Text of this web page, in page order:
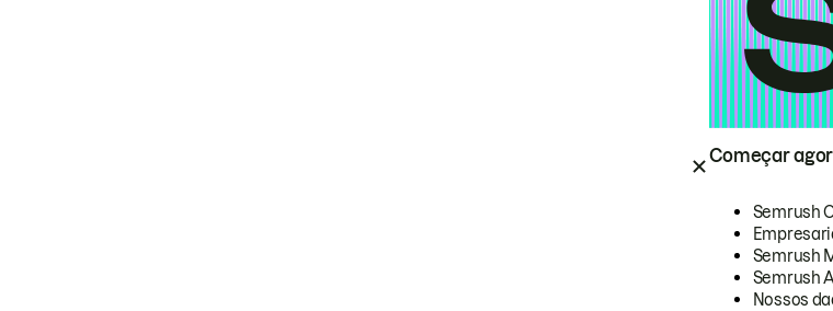
Começar
Semrush
Semrush
Semrush
Nossos